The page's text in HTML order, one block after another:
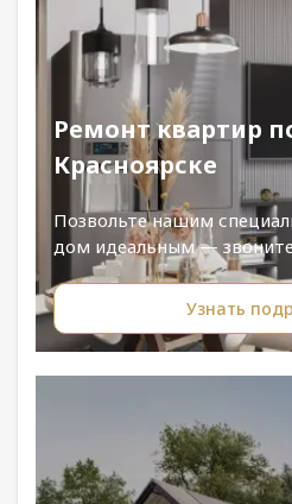
Ремонт квартир
Красноярске
Позвольте нашим
дом идеальным — звоните
Узнать